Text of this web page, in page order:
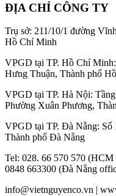
ĐỊA CHỈ CÔNG TY
Trụ sở: 211/10/1 đường
Hồ Chí Minh
VPGD tại TP. Hồ Chí
Hưng Thuận, Thành phố
VPGD tại TP. Hà Nội:
Phường Xuân Phương,
VPGD tại TP. Đà Nẵng: Số
Thành phố Đà Nẵng
Tel: 028. 66 570 570
0848 663300 (Đà Nẵng
info@vietnguyenco.vn |